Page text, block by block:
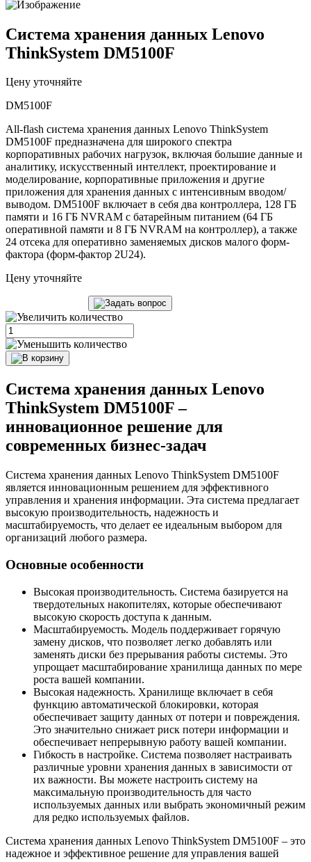
Система хранения данных Lenovo
ThinkSystem DM5100F
Цену уточняйте
DM5100F
All-flash система хранения данных Lenovo ThinkSystem
DM5100F предназначена для широкого спектра
корпоративных рабочих нагрузок, включая большие данные и
аналитику, искусственный интеллект, проектирование и
моделирование, корпоративные приложения и другие
приложения для хранения данных с интенсивным вводом/
выводом. DM5100F включает в себя два контроллера, 128 ГБ
памяти и 16 ГБ NVRAM с батарейным питанием (64 ГБ
оперативной памяти и 8 ГБ NVRAM на контроллер), а также
24 отсека для оперативно заменяемых дисков малого форм-
фактора (форм-фактор 2U24).
Цену уточняйте
Система хранения данных Lenovo
ThinkSystem DM5100F –
инновационное решение для
современных бизнес-задач
Система хранения данных Lenovo ThinkSystem DM5100F
является инновационным решением для эффективного
управления и хранения информации. Эта система предлагает
высокую производительность, надежность и
масштабируемость, что делает ее идеальным выбором для
организаций любого размера.
Основные особенности
Высокая производительность. Система базируется на
твердотельных накопителях, которые обеспечивают
высокую скорость доступа к данным.
Масштабируемость. Модель поддерживает горячую
замену дисков, что позволяет легко добавлять или
заменять диски без прерывания работы системы. Это
упрощает масштабирование хранилища данных по мере
роста вашей компании.
Высокая надежность. Хранилище включает в себя
функцию автоматической блокировки, которая
обеспечивает защиту данных от потери и повреждения.
Это значительно снижает риск потери информации и
обеспечивает непрерывную работу вашей компании.
Гибкость в настройке. Система позволяет настраивать
различные уровни хранения данных в зависимости от
их важности. Вы можете настроить систему на
максимальную производительность для часто
используемых данных или выбрать экономичный режим
для редко используемых файлов.
Система хранения данных Lenovo ThinkSystem DM5100F – это
надежное и эффективное решение для управления вашей